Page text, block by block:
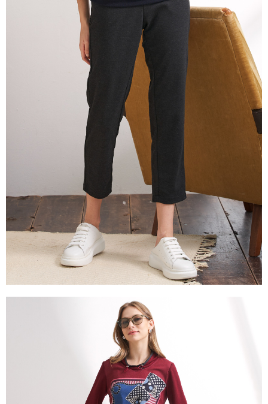
1.分期款項不併入電信帳單，「大哥付你分期」於每月結算日後寄送繳費提
2.透過簡訊連結打開帳單後，可選擇「超商條碼／台灣大直營門市／銀行轉
帳／街口支付／iPASS MONEY」等通路繳費。
1.本服務係由「台灣大哥大股份有限公司」（以下簡稱本公司）所提供，讓
用戶於交易時，得透過本服務購買商品或服務，並由商店將買賣／分期付款
買賣價金債權讓與本公司後，依約使用本公司帳單繳交帳款。
2.基於同意付款使用「大哥付你分期」之契約關係目的，商店將以您的個人
資料（包含姓名、電話或地址）提供予台灣大哥大進項蒐集、處理及利用，
由本公司與您本人進行分期帳單所需資料之確認、核對及更正。
3.完整用戶服務條款，請詳閱以下連結：
https://oppay.tw/userRule
【「AFTEE先享後付」結帳流程】
１．於結帳方式選擇「AFTEE先享後付」後，將跳轉至「AFTEE先享後付」
結帳頁面，進行簡訊認證並確認金額後，即可完成結帳。
２．訂單成立數日內，您將收到繳費通知簡訊。
３．收到繳費通知簡訊後14天內，點擊此簡訊中的連結，可透過四大超商／
ATM／網路銀行／等多元方式進行付款，方視為交易完成。
※ 請注意：結帳手續完成當下不需立刻繳費，但若您需要取消訂單，請聯絡
購買商品的店家。未經商家同意取消之訂單仍視為有效，需透過AFTEE先享
※ 交易是否成功請以「AFTEE先享後付 」之結帳頁面顯示為準，若有關於
是否繳費成功／繳費後需取消欲退款等相關疑問，請聯繫「AFTEE先享後付
https://netprotections.freshdesk.com/support/home
１．透過由恩沛科技股份有限公司提供之「AFTEE先享後付」服務完成之交
易，需依本服務之必要範圍內提供個人資料，並將交易相關給付款項請求債
權轉讓予恩沛科技股份有限公司。
２．關於個人資料處理事宜，請瀏覽以下網址：
https://aftee.tw/terms/#terms3
３．未成年的使用者請事先徵得法定代理人或監護人之同意方可使用
「AFTEE先享後付」，若未經同意申辦者引起之損失，本公司不負相關責
４．使用「AFTEE先享後付」時，將依據個別帳號之用戶狀況，依本公司即
時審查核予不同之上限額度；若仍有額度不足之情形，本公司將視審查結果
請求用戶進行身份認證。
５．嚴禁一人註冊多個帳號或使用他人資訊註冊。若發現惡意使用之情形，
每筆NT$120，滿NT$2,000(含以上)免運費
每筆NT$120，滿NT$2,000(含以上)免運費
每筆NT$120，滿NT$2,000(含以上)免運費